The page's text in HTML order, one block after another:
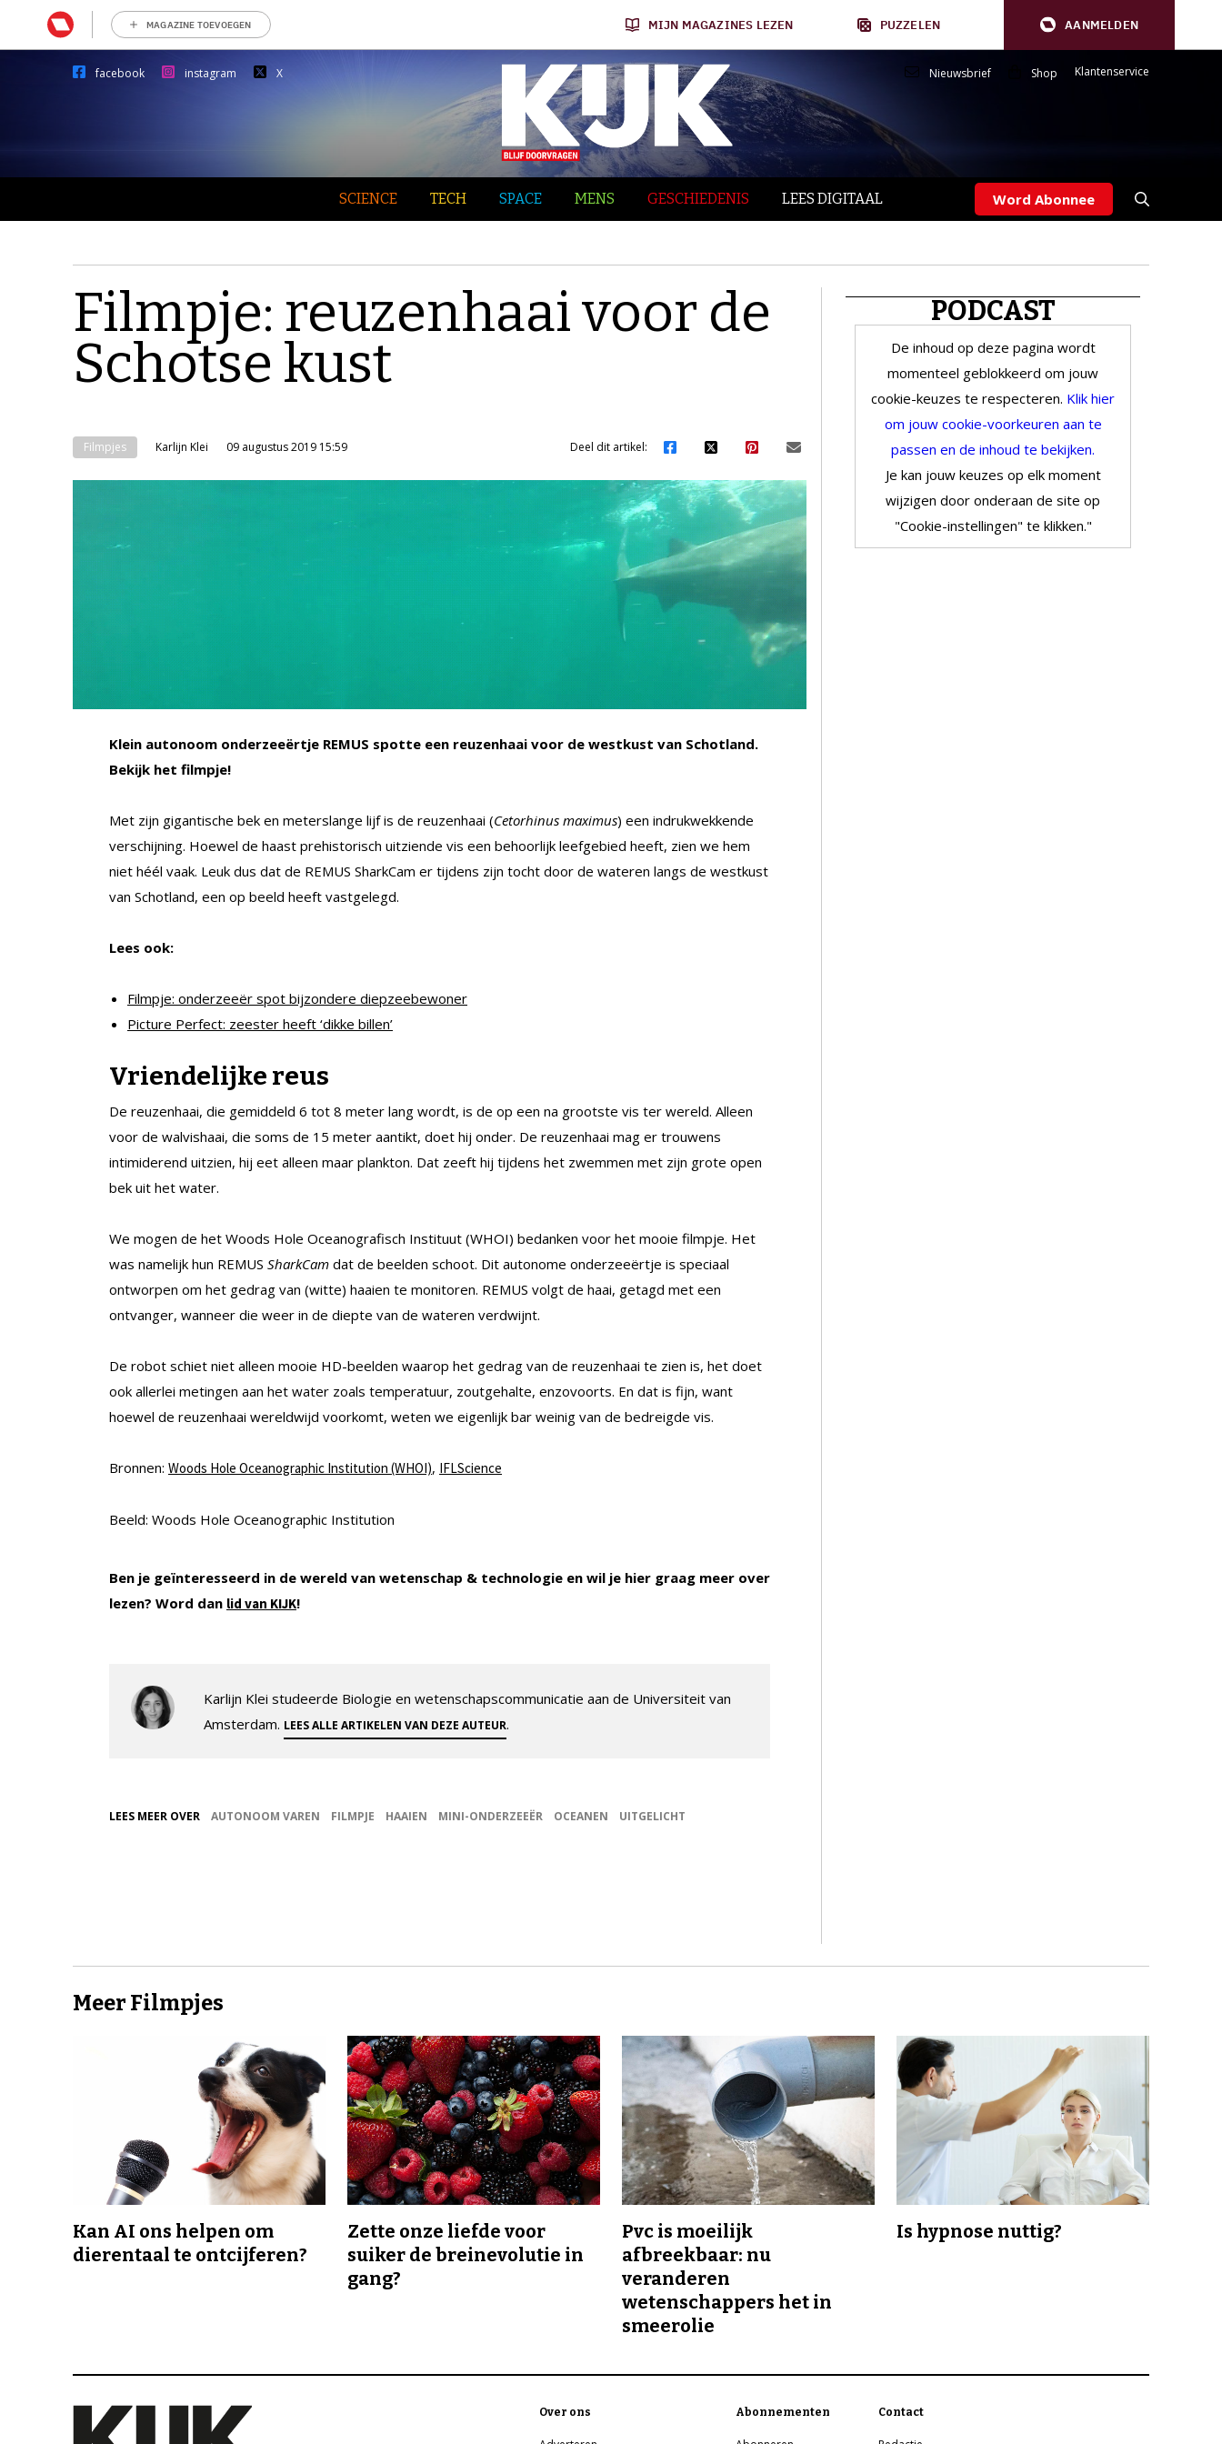
MAGAZINE TOEVOEGEN MIJN MAGAZINES LEZEN PUZZELEN AANMELDEN
facebook instagram X Nieuwsbrief Shop Klantenservice
SCIENCE TECH SPACE MENS GESCHIEDENIS LEES DIGITAAL Word Abonnee
Filmpje: reuzenhaai voor de
Schotse kust
Filmpjes Karlijn Klei 09 augustus 2019 15:59 Deel dit artikel:
Klein autonoom onderzeeërtje REMUS spotte een reuzenhaai voor de westkust van Schotland.
Bekijk het filmpje!
Met zijn gigantische bek en meterslange lijf is de reuzenhaai (Cetorhinus maximus) een indrukwekkende
verschijning. Hoewel de haast prehistorisch uitziende vis een behoorlijk leefgebied heeft, zien we hem
niet héél vaak. Leuk dus dat de REMUS SharkCam er tijdens zijn tocht door de wateren langs de westkust
van Schotland, een op beeld heeft vastgelegd.
Lees ook:
Filmpje: onderzeeër spot bijzondere diepzeebewoner
Picture Perfect: zeester heeft ‘dikke billen’
Vriendelijke reus
De reuzenhaai, die gemiddeld 6 tot 8 meter lang wordt, is de op een na grootste vis ter wereld. Alleen
voor de walvishaai, die soms de 15 meter aantikt, doet hij onder. De reuzenhaai mag er trouwens
intimiderend uitzien, hij eet alleen maar plankton. Dat zeeft hij tijdens het zwemmen met zijn grote open
bek uit het water.
We mogen de het Woods Hole Oceanografisch Instituut (WHOI) bedanken voor het mooie filmpje. Het
was namelijk hun REMUS SharkCam dat de beelden schoot. Dit autonome onderzeeërtje is speciaal
ontworpen om het gedrag van (witte) haaien te monitoren. REMUS volgt de haai, getagd met een
ontvanger, wanneer die weer in de diepte van de wateren verdwijnt.
De robot schiet niet alleen mooie HD-beelden waarop het gedrag van de reuzenhaai te zien is, het doet
ook allerlei metingen aan het water zoals temperatuur, zoutgehalte, enzovoorts. En dat is fijn, want
hoewel de reuzenhaai wereldwijd voorkomt, weten we eigenlijk bar weinig van de bedreigde vis.
Bronnen: Woods Hole Oceanographic Institution (WHOI), IFLScience
Beeld: Woods Hole Oceanographic Institution
Ben je geïnteresseerd in de wereld van wetenschap & technologie en wil je hier graag meer over
lezen? Word dan lid van KIJK!
Karlijn Klei studeerde Biologie en wetenschapscommunicatie aan de Universiteit van
Amsterdam. LEES ALLE ARTIKELEN VAN DEZE AUTEUR.
LEES MEER OVER AUTONOOM VAREN FILMPJE HAAIEN MINI-ONDERZEEËR OCEANEN UITGELICHT
PODCAST
De inhoud op deze pagina wordt
momenteel geblokkeerd om jouw
cookie-keuzes te respecteren. Klik hier
om jouw cookie-voorkeuren aan te
passen en de inhoud te bekijken.
Je kan jouw keuzes op elk moment
wijzigen door onderaan de site op
"Cookie-instellingen" te klikken."
Meer Filmpjes
Kan AI ons helpen om
dierentaal te ontcijferen?
Zette onze liefde voor
suiker de breinevolutie in
gang?
Pvc is moeilijk
afbreekbaar: nu
veranderen
wetenschappers het in
smeerolie
Is hypnose nuttig?
Over ons Abonnementen Contact